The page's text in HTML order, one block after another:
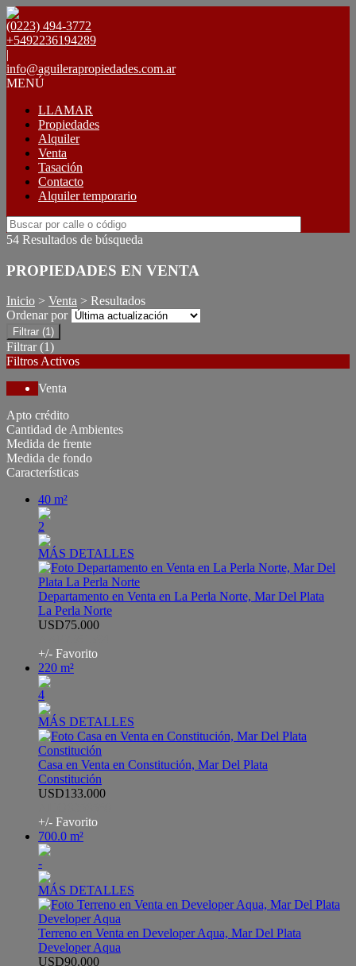
(0223) 494-3772
+5492236194289
|
info@aguilerapropiedades.com.ar
MENÚ
LLAMAR
Propiedades
Alquiler
Venta
Tasación
Contacto
Alquiler temporario
54 Resultados de búsqueda
PROPIEDADES EN VENTA
Inicio > Venta > Resultados
Ordenar por
Filtrar (1)
Filtrar (1)
Filtros Activos
Venta
Apto crédito
Cantidad de Ambientes
Medida de frente
Medida de fondo
Características
40 m²
2
MÁS DETALLES
Departamento en Venta en La Perla Norte, Mar Del Plata
La Perla Norte
USD75.000
+/- Favorito
220 m²
4
MÁS DETALLES
Casa en Venta en Constitución, Mar Del Plata
Constitución
USD133.000
+/- Favorito
700.0 m²
-
MÁS DETALLES
Terreno en Venta en Developer Aqua, Mar Del Plata
Developer Aqua
USD90.000